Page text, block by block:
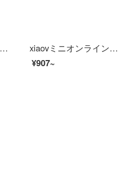
小米生态xiaovアビオカメオ连动防水防尘パノラマ视角赤外線夜間テレビ1080 PHD広角防犯カメオビPro+64 Gメモカド
xiaovミニオンラインオンラインオンラインショッピングモール【V 380款】+32 Gメモアカードド
¥907~